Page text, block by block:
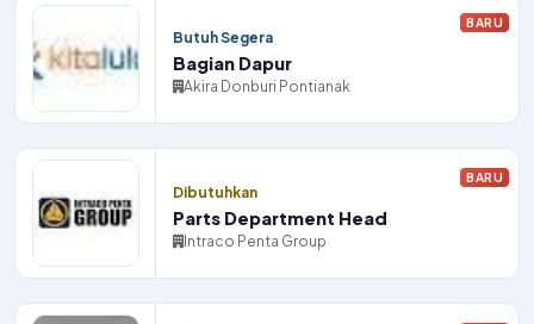
Butuh Segera
Bagian Dapur
Akira Donburi Pontianak
BARU
Dibutuhkan
Parts Department Head
Intraco Penta Group
BARU